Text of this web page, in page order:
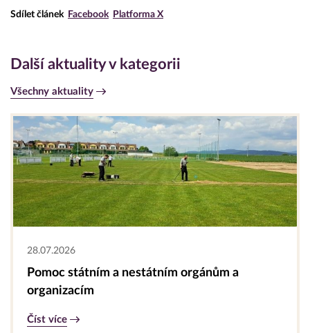
Sdílet článek Facebook Platforma X
Další aktuality v kategorii
Všechny aktuality
28.07.2026
Pomoc státním a nestátním orgánům a
organizacím
Číst více